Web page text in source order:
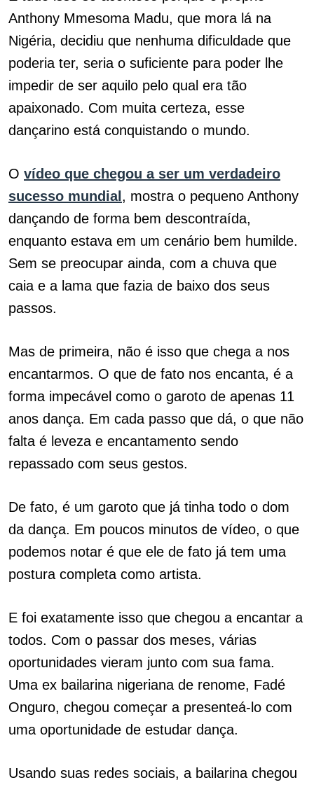
Anthony Mmesoma Madu, que mora lá na
Nigéria, decidiu que nenhuma dificuldade que
poderia ter, seria o suficiente para poder lhe
impedir de ser aquilo pelo qual era tão
apaixonado. Com muita certeza, esse
dançarino está conquistando o mundo.
O vídeo que chegou a ser um verdadeiro
sucesso mundial , mostra o pequeno Anthony
dançando de forma bem descontraída,
enquanto estava em um cenário bem humilde.
Sem se preocupar ainda, com a chuva que
caia e a lama que fazia de baixo dos seus
passos.
Mas de primeira, não é isso que chega a nos
encantarmos. O que de fato nos encanta, é a
forma impecável como o garoto de apenas 11
anos dança. Em cada passo que dá, o que não
falta é leveza e encantamento sendo
repassado com seus gestos.
De fato, é um garoto que já tinha todo o dom
da dança. Em poucos minutos de vídeo, o que
podemos notar é que ele de fato já tem uma
postura completa como artista.
E foi exatamente isso que chegou a encantar a
todos. Com o passar dos meses, várias
oportunidades vieram junto com sua fama.
Uma ex bailarina nigeriana de renome, Fadé
Onguro, chegou começar a presenteá-lo com
uma oportunidade de estudar dança.
Usando suas redes sociais, a bailarina chegou